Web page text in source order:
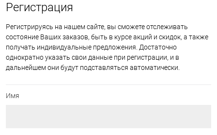
Регистрация
Регистрируясь на нашем сайте, вы сможете отслеживать
состояние Ваших заказов, быть в курсе акций и скидок, а также
получать индивидуальные предложения. Достаточно
однократно указать свои данные при регистрации, и в
дальнейшем они будут подставляться автоматически.
Имя